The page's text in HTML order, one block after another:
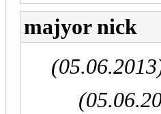
majyor nick